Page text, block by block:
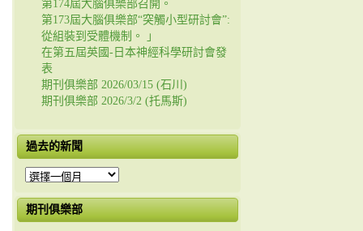
第174屆大腦俱樂部召開。
第173屆大腦俱樂部“突觸小型研討會”:
從組裝到受體機制。 」
在第五屆英國-日本神經科學研討會發
表
期刊俱樂部 2026/03/15 (石川)
期刊俱樂部 2026/3/2 (托馬斯)
過去的新聞
過
的
新
期刊俱樂部